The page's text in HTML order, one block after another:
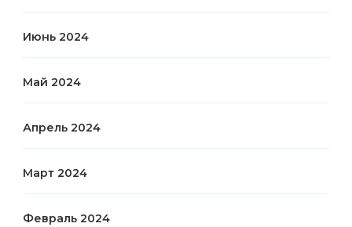
Июнь 2024
Май 2024
Апрель 2024
Март 2024
Февраль 2024